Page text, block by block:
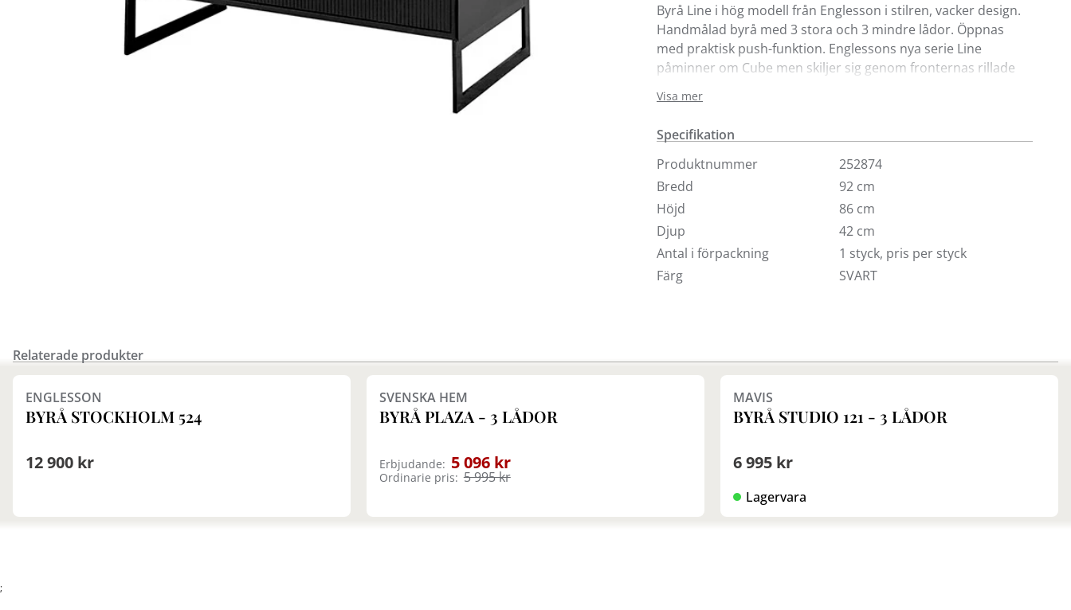
Byrå Line i hög modell från Englesson i stilren, vacker design.
Handmålad byrå med 3 stora och 3 mindre lådor. Öppnas
med praktisk push-funktion. Englessons nya serie Line
påminner om Cube men skiljer sig genom fronternas rillade
skänk och vitrinskåp. Visas här i vitt med kromat benstativ
eller svart med svart stativ.
Visa mer
Specifikation
Produktnummer
252874
Bredd
92 cm
Höjd
86 cm
Djup
42 cm
Antal i förpackning
1 styck, pris per styck
Färg
SVART
Relaterade produkter Finns i fler val (3)
ENGLESSON
BYRÅ STOCKHOLM 524
12 900 kr
Finns i fler val (2)
SVENSKA HEM
BYRÅ PLAZA - 3 LÅDOR
Erbjudande: 5 096 kr
Ordinarie pris: 5 995 kr
MAVIS
BYRÅ STUDIO 121 - 3 LÅDOR
6 995 kr
Lagervara
;